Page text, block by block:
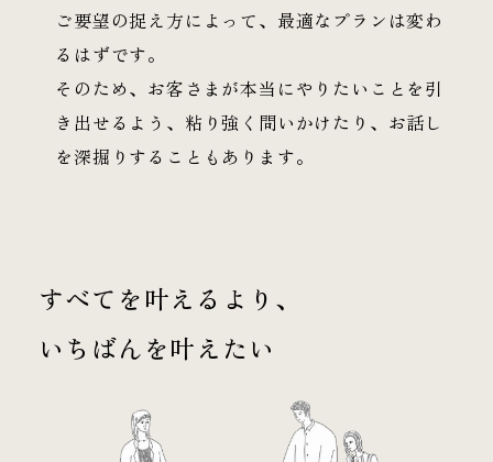
ご要望の捉え方によって、最適なプランは変わ
るはずです。
そのため、お客さまが本当にやりたいことを引
き出せるよう、粘り強く問いかけたり、お話し
を深掘りすることもあります。
すべてを叶えるより、
いちばんを叶えたい